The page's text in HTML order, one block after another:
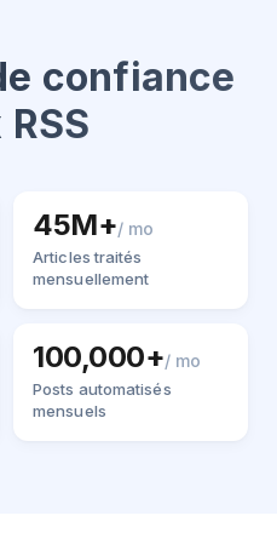
confiance
45M+/ mo
Articles traités
mensuellement
100,000+/ mo
Posts automatisés
mensuels